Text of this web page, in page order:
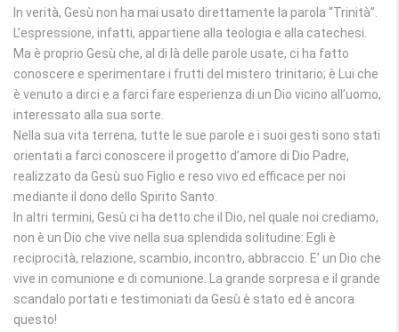
In verità, Gesù non ha mai usato direttamente la parola “Trinità”.
L’espressione, infatti, appartiene alla teologia e alla catechesi.
Ma è proprio Gesù che, al di là delle parole usate, ci ha fatto
conoscere e sperimentare i frutti del mistero trinitario; è Lui che
è venuto a dirci e a farci fare esperienza di un Dio vicino all’uomo,
interessato alla sua sorte.
Nella sua vita terrena, tutte le sue parole e i suoi gesti sono stati
orientati a farci conoscere il progetto d’amore di Dio Padre,
realizzato da Gesù suo Figlio e reso vivo ed efficace per noi
mediante il dono dello Spirito Santo.
In altri termini, Gesù ci ha detto che il Dio, nel quale noi crediamo,
non è un Dio che vive nella sua splendida solitudine: Egli è
reciprocità, relazione, scambio, incontro, abbraccio. E’ un Dio che
vive in comunione e di comunione. La grande sorpresa e il grande
scandalo portati e testimoniati da Gesù è stato ed è ancora
questo!